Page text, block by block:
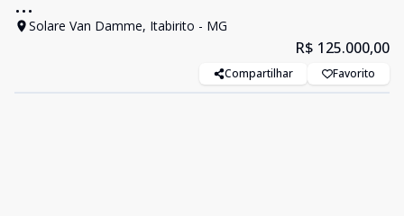
Solare Van Damme, Itabirito - MG
R$ 125.000,00
Compartilhar Favorito